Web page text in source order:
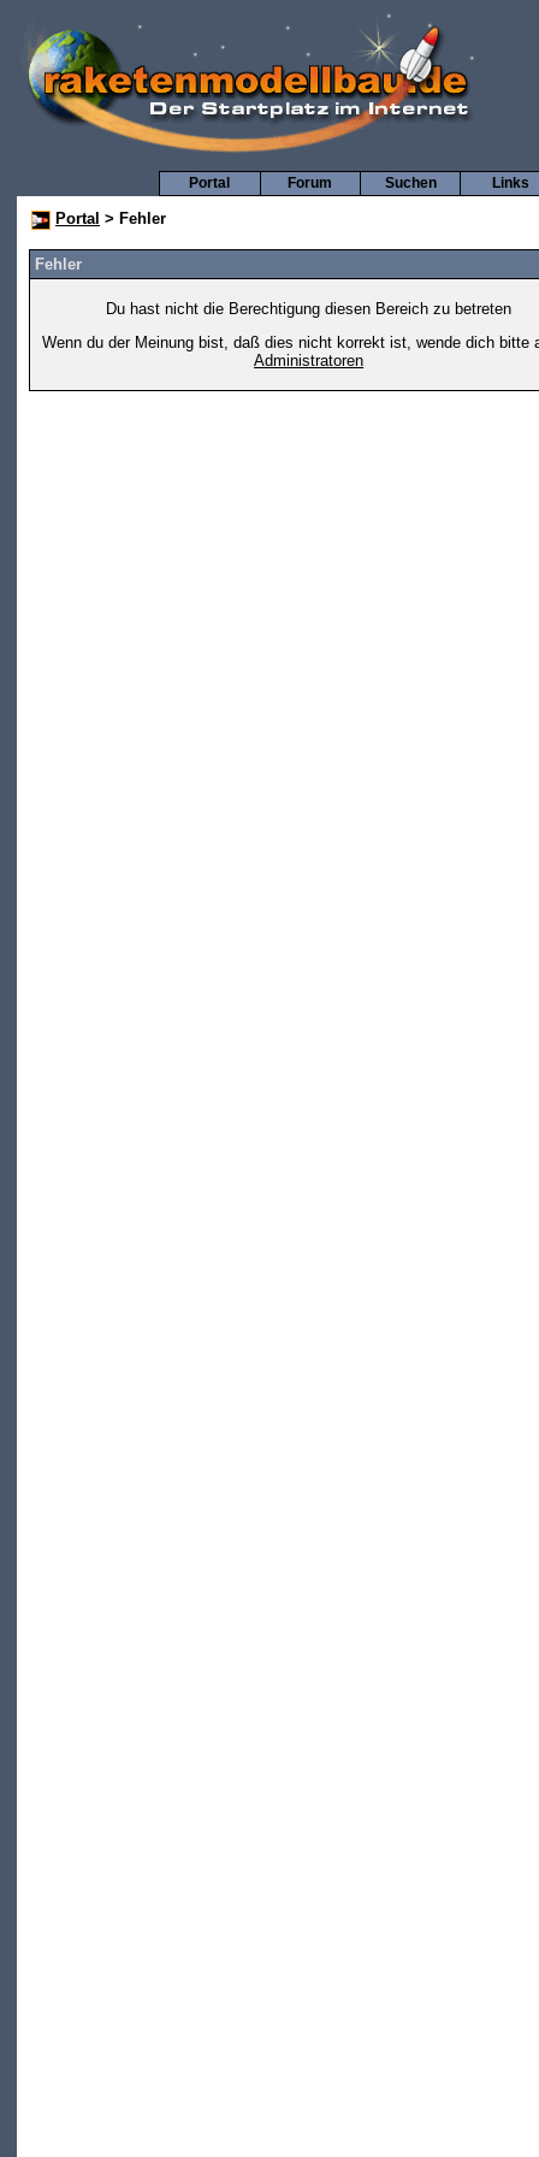
Links
Suchen
Forum
Portal
Portal > Fehler
Fehler
Du hast nicht die Berechtigung diesen Bereich zu betreten
Wenn du der Meinung bist, daß dies nicht korrekt ist, wende dich bitte
Administratoren